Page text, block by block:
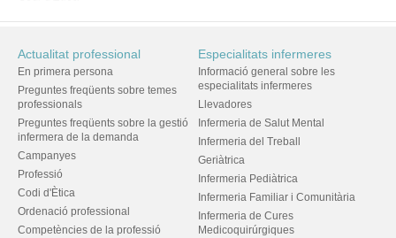
Actualitat professional
En primera persona
Preguntes freqüents sobre temes
professionals
Preguntes freqüents sobre la gestió
infermera de la demanda
Campanyes
Professió
Codi d'Ètica
Ordenació professional
Competències de la professió
Especialitats infermeres
Informació general sobre les
especialitats infermeres
Llevadores
Infermeria de Salut Mental
Infermeria del Treball
Geriàtrica
Infermeria Pediàtrica
Infermeria Familiar i Comunitària
Infermeria de Cures
Medicoquirúrgiques